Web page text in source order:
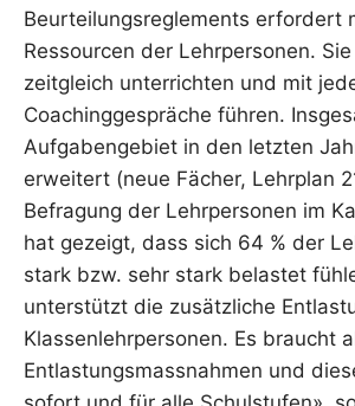
Beurteilungsreglements erfordert
Ressourcen der Lehrpersonen.
zeitgleich unterrichten und mit
Coachinggespräche führen.
Aufgabengebiet in den letzten
erweitert (neue Fächer, Lehrplan
Befragung der Lehrpersonen im
hat gezeigt, dass sich 64 % der
stark bzw. sehr stark belastet
unterstützt die zusätzliche
Klassenlehrpersonen. Es braucht
Entlastungsmassnahmen und